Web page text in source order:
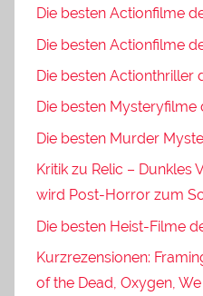
Die besten Actionfilme
Die besten Actionfilme
Die besten Actionthriller
Die besten Mysteryfilme
Die besten Murder
Kritik zu Relic – Dunkles
wird Post-Horror zum
Die besten Heist-Filme
Kurzrezensionen:
of the Dead, Oxygen,